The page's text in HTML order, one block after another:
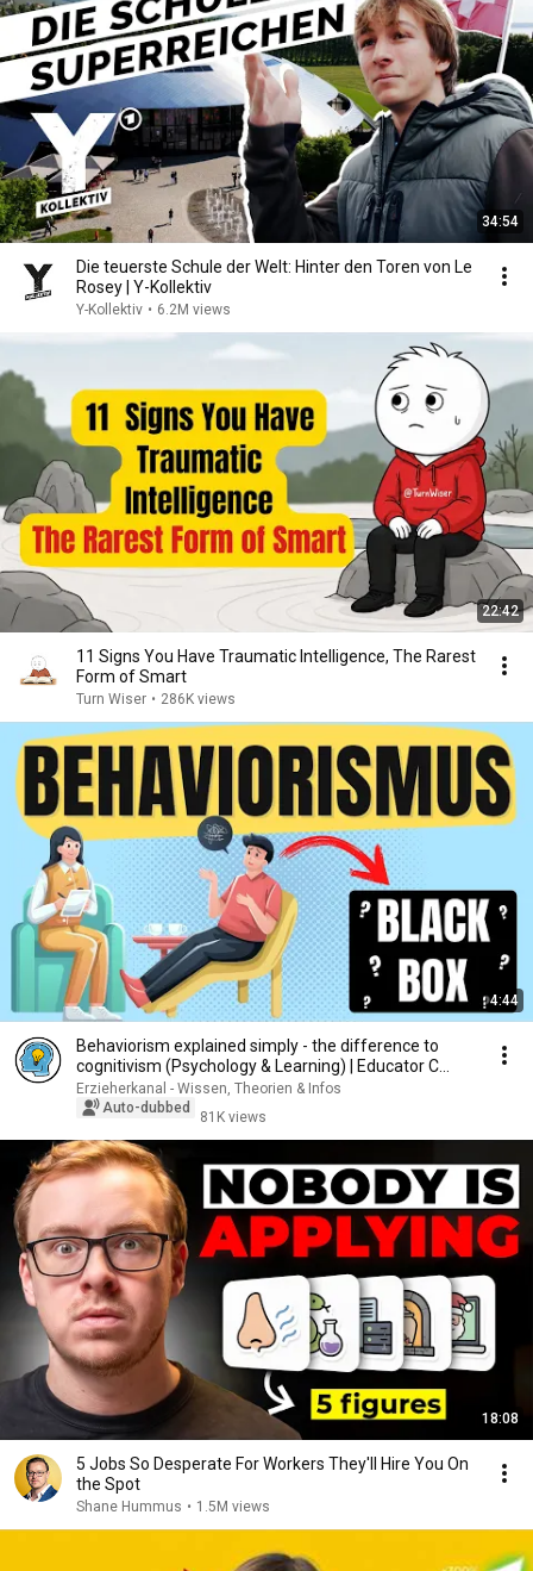
34:54
Die teuerste Schule der Welt: Hinter den Toren von Le
Rosey | Y-Kollektiv
Y-Kollektiv • 6.2M views
22:42
11 Signs You Have Traumatic Intelligence, The Rarest
Form of Smart
Turn Wiser • 286K views
4:44
Behaviorism explained simply - the difference to
cognitivism (Psychology & Learning) | Educator C...
Erzieherkanal - Wissen, Theorien & Infos
Auto-dubbed
81K views
18:08
5 Jobs So Desperate For Workers They'll Hire You On
the Spot
Shane Hummus • 1.5M views